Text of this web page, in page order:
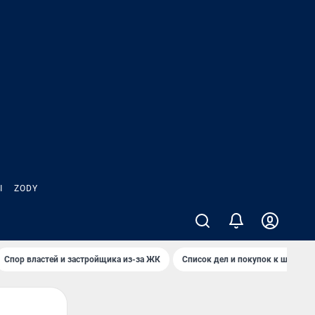
ZODY
Спор властей и застройщика из-за ЖК Список дел и покупок к школе